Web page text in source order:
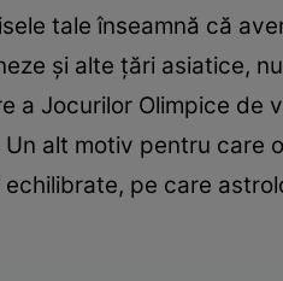
tale înseamnă că
şi alte ţări asiatice,
a Jocurilor Olimpice
alt motiv pentru
pe care